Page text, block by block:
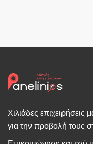
Χιλιάδες επιχειρήσεις
για την προβολή τους